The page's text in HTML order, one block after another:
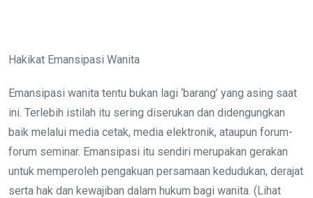
Hakikat Emansipasi Wanita
Emansipasi wanita tentu bukan lagi ‘barang’ yang asing saat
ini. Terlebih istilah itu sering diserukan dan didengungkan
baik melalui media cetak, media elektronik, ataupun forum-
forum seminar. Emansipasi itu sendiri merupakan gerakan
untuk memperoleh pengakuan persamaan kedudukan, derajat
serta hak dan kewajiban dalam hukum bagi wanita. (Lihat